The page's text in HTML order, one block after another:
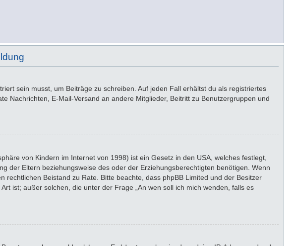
sein musst, um Beiträge zu schreiben. Auf jeden Fall erhältst du als registriertes
Nachrichten, E-Mail-Versand an andere Mitglieder, Beitritt zu Benutzergruppen und
von Kindern im Internet von 1998) ist ein Gesetz in den USA, welches festlegt,
der Eltern beziehungsweise des oder der Erziehungsberechtigten benötigen. Wenn
Beistand zu Rate. Bitte beachte, dass phpBB Limited und der Besitzer
ist; außer solchen, die unter der Frage „An wen soll ich mich wenden, falls es